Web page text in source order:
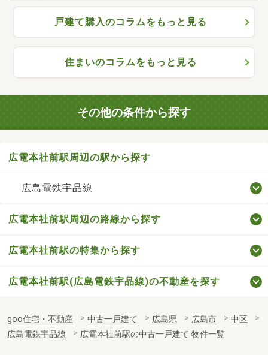
戸建て購入のコラムをもっと見る
住まいのコラムをもっと見る
その他の条件から探す
広電本社前駅周辺の駅から探す
広島電鉄宇品線
広電本社前駅周辺の路線から探す
広電本社前駅の特集から探す
広電本社前駅(広島電鉄宇品線)の不動産を探す
goo住宅・不動産 中古一戸建て 広島県 広島市
中区
広島電鉄宇品線
広電本社前駅の中古一戸建て 物件一覧